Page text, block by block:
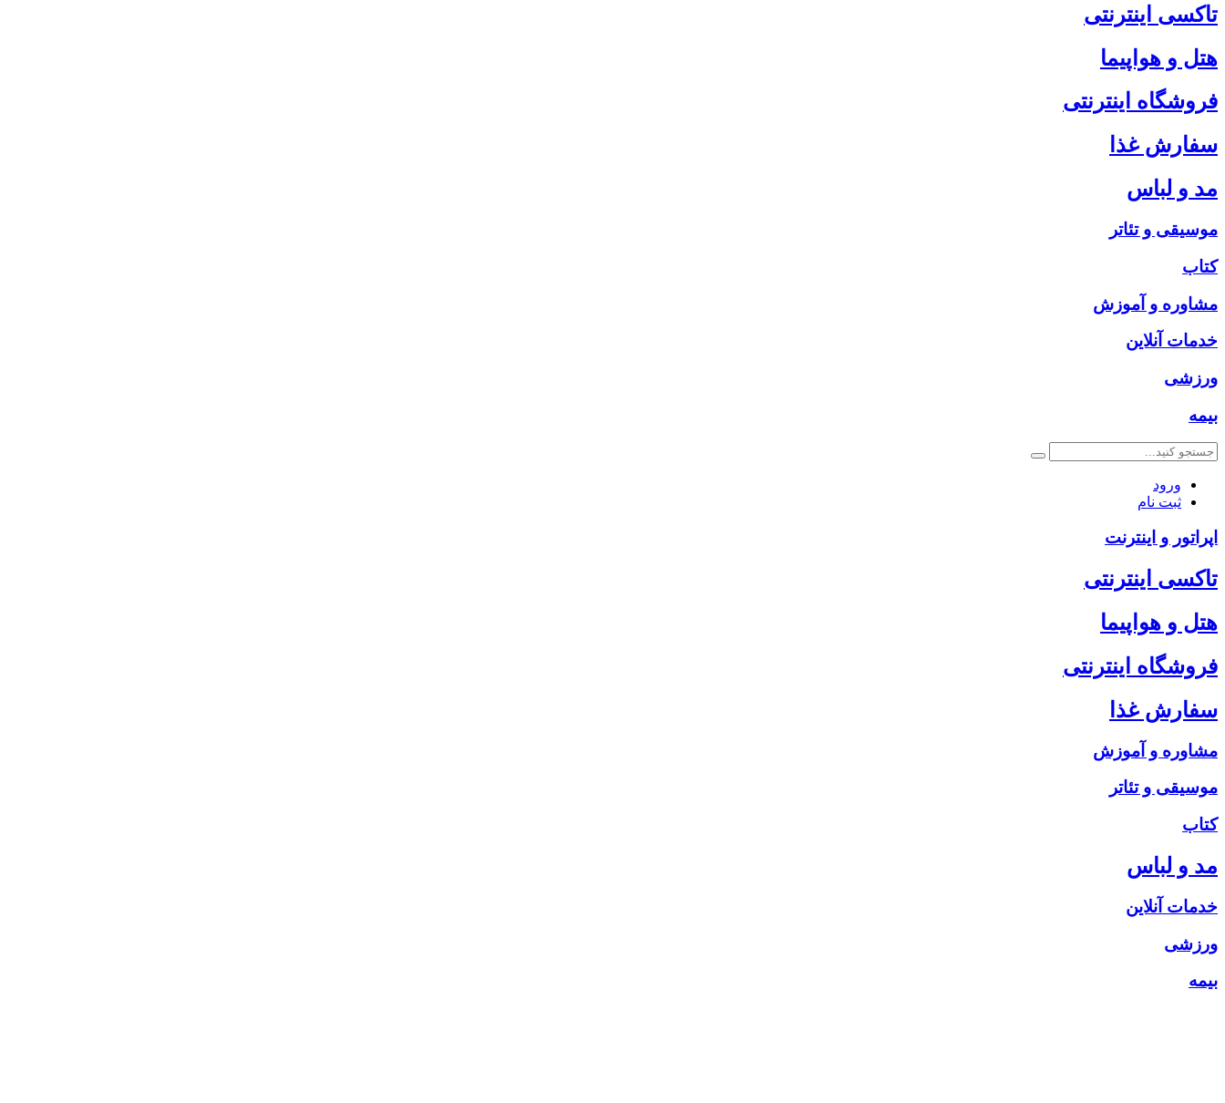
تاکسی اینترنتی
هتل و هواپیما
فروشگاه اینترنتی
سفارش غذا
مد و لباس
موسیقی و تئاتر
کتاب
مشاوره و آموزش
خدمات آنلاین
ورزشی
بیمه
ورود
ثبت نام
اپراتور و اینترنت
تاکسی اینترنتی
هتل و هواپیما
فروشگاه اینترنتی
سفارش غذا
مشاوره و آموزش
موسیقی و تئاتر
کتاب
مد و لباس
خدمات آنلاین
ورزشی
بیمه